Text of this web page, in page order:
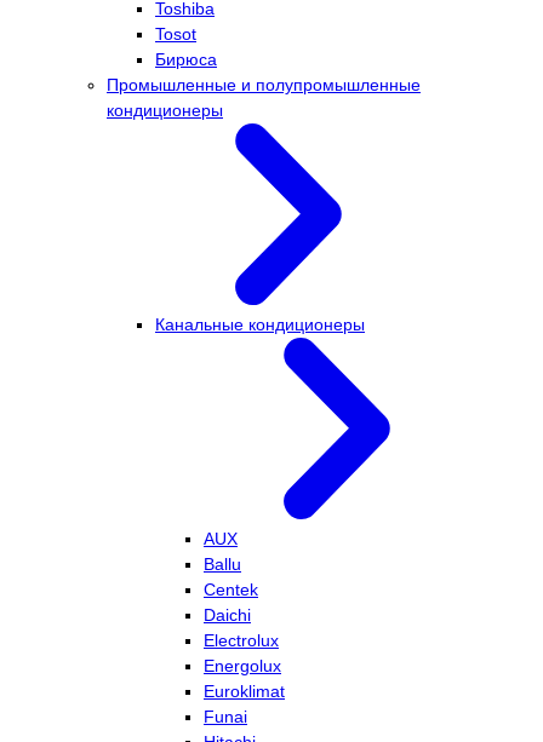
Toshiba
Tosot
Бирюса
Промышленные и полупромышленные
кондиционеры
Канальные кондиционеры
AUX
Ballu
Centek
Daichi
Electrolux
Energolux
Euroklimat
Funai